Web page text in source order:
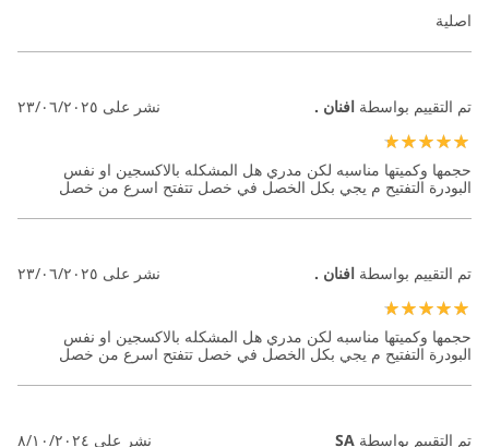
اصلية
تم التقييم بواسطة افنان . نشر على ٢٣/٠٦/٢٠٢٥
حجمها وكميتها مناسبه لكن مدري هل المشكله بالاكسجين او نفس
البودرة التفتيح م يجي بكل الخصل في خصل تتفتح اسرع من خصل
تم التقييم بواسطة افنان . نشر على ٢٣/٠٦/٢٠٢٥
حجمها وكميتها مناسبه لكن مدري هل المشكله بالاكسجين او نفس
البودرة التفتيح م يجي بكل الخصل في خصل تتفتح اسرع من خصل
تم التقييم بواسطة SA نشر على ٨/١٠/٢٠٢٤